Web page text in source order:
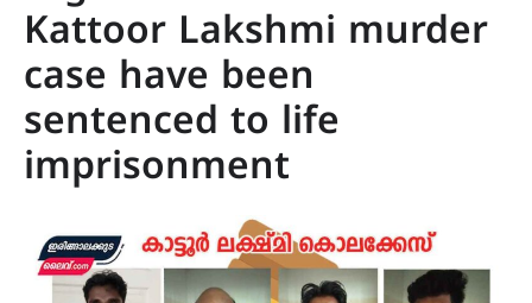
Kattoor Lakshmi murder
case have been
sentenced to life
imprisonment